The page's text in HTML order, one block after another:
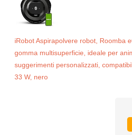
iRobot Aspirapolvere robot, Roomba
gomma multisuperficie, ideale per
suggerimenti personalizzati,
33 W, nero